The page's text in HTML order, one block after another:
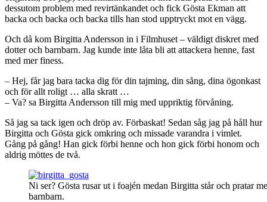
dessutom problem med revirtänkandet och fick Gösta Ekman att
backa och backa och backa tills han stod upptryckt mot en vägg.
Och då kom Birgitta Andersson in i Filmhuset – väldigt diskret med
dotter och barnbarn. Jag kunde inte låta bli att attackera henne, fast
med mer finess.
– Hej, får jag bara tacka dig för din tajming, din sång, dina ögonkast
och för allt roligt … alla skratt …
– Va? sa Birgitta Andersson till mig med uppriktig förvåning.
Så jag sa tack igen och dröp av. Förbaskat! Sedan såg jag på håll hur
Birgitta och Gösta gick omkring och missade varandra i vimlet.
Gång på gång! Han gick förbi henne och hon gick förbi honom och
aldrig möttes de två.
Ni ser? Gösta rusar ut i foajén medan Birgitta står och pratar
barnbarn.